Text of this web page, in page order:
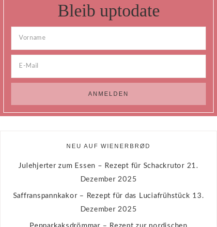
Bleib uptodate
NEU AUF WIENERBRØD
Julehjerter zum Essen – Rezept für Schackrutor 21.
Dezember 2025
Saffranspannkakor – Rezept für das Luciafrühstück 13.
Dezember 2025